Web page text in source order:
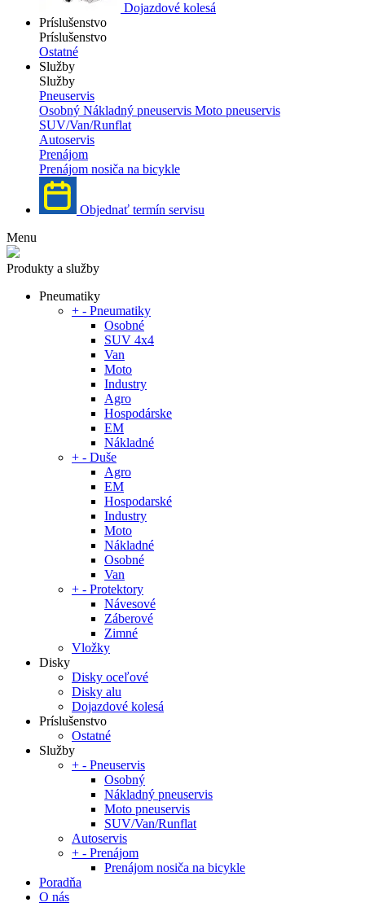
Dojazdové kolesá
Príslušenstvo
Príslušenstvo
Ostatné
Služby
Služby
Pneuservis
Osobný Nákladný pneuservis Moto pneuservis
SUV/Van/Runflat
Autoservis
Prenájom
Prenájom nosiča na bicykle
Objednať termín servisu
Menu
Produkty a služby
Pneumatiky
+ - Pneumatiky
Osobné
SUV 4x4
Van
Moto
Industry
Agro
Hospodárske
EM
Nákladné
+ - Duše
Agro
EM
Hospodarské
Industry
Moto
Nákladné
Osobné
Van
+ - Protektory
Návesové
Záberové
Zimné
Vložky
Disky
Disky oceľové
Disky alu
Dojazdové kolesá
Príslušenstvo
Ostatné
Služby
+ - Pneuservis
Osobný
Nákladný pneuservis
Moto pneuservis
SUV/Van/Runflat
Autoservis
+ - Prenájom
Prenájom nosiča na bicykle
Poradňa
O nás